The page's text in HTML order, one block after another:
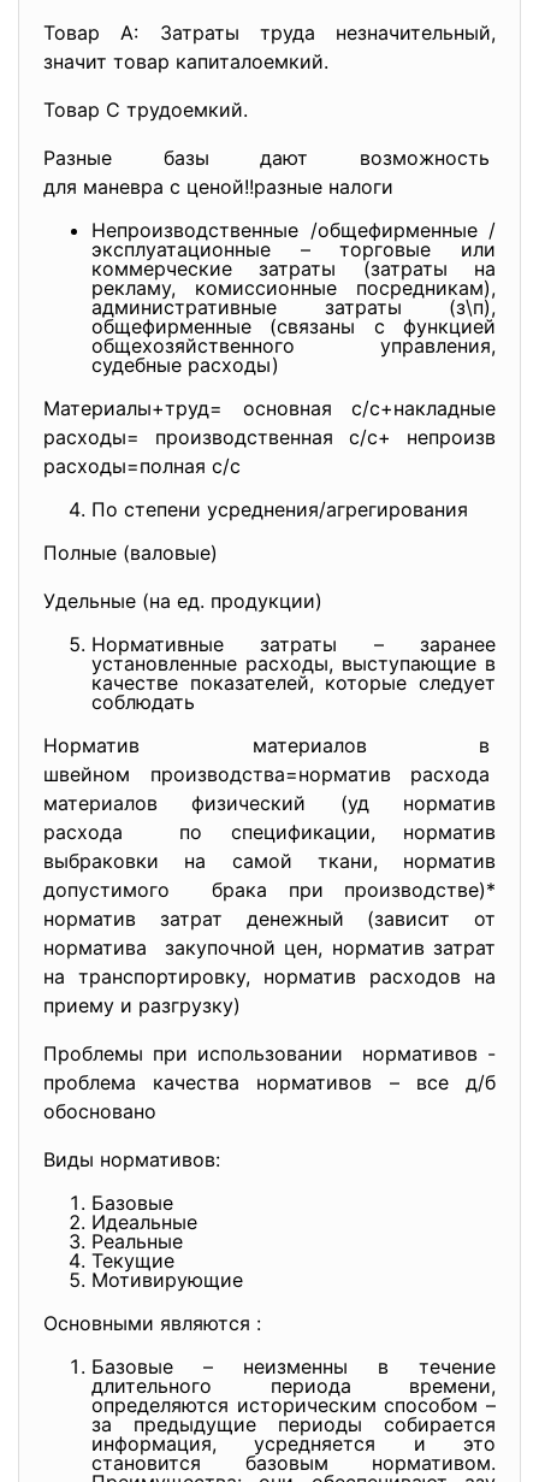
Товар А: Затраты труда незначительный,
значит товар капиталоемкий.
Товар С трудоемкий.
Разные базы дают возможность
для маневра с ценой!!разные налоги
Непроизводственные /общефирменные /
эксплуатационные – торговые или
коммерческие затраты (затраты на
рекламу, комиссионные посредникам),
административные затраты (з\п),
общефирменные (связаны с функцией
общехозяйственного управления,
судебные расходы)
Материалы+труд= основная с/с+накладные
расходы= производственная с/с+ непроизв
расходы=полная с/с
По степени усреднения/агрегирования
Полные (валовые)
Удельные (на ед. продукции)
Нормативные затраты – заранее
установленные расходы, выступающие в
качестве показателей, которые следует
соблюдать
Норматив материалов в
швейном производства=норматив расхода
материалов физический (уд норматив
расхода по спецификации, норматив
выбраковки на самой ткани, норматив
допустимого брака при производстве)*
норматив затрат денежный (зависит от
норматива закупочной цен, норматив затрат
на транспортировку, норматив расходов на
приему и разгрузку)
Проблемы при использовании нормативов -
проблема качества нормативов – все д/б
обосновано
Виды нормативов:
Базовые
Идеальные
Реальные
Текущие
Мотивирующие
Основными являются :
Базовые – неизменны в течение
длительного периода времени,
определяются историческим способом –
за предыдущие периоды собирается
информация, усредняется и это
становится базовым нормативом.